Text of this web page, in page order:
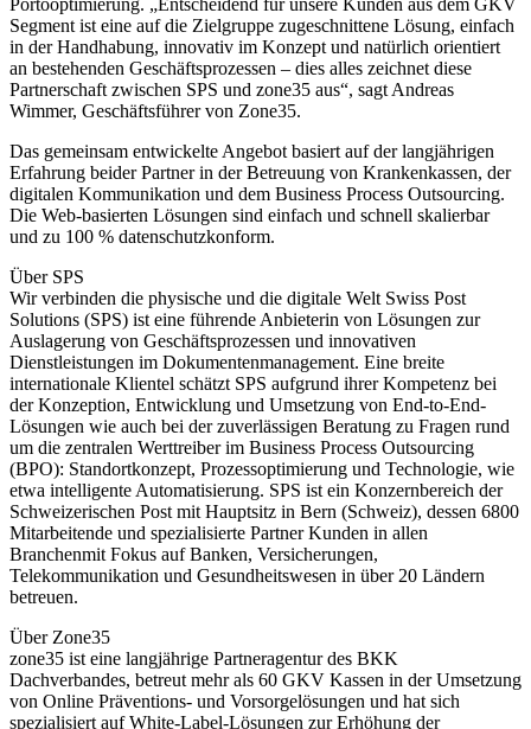
Portooptimierung. „Entscheidend für unsere Kunden aus dem GKV
Segment ist eine auf die Zielgruppe zugeschnittene Lösung, einfach
in der Handhabung, innovativ im Konzept und natürlich orientiert
an bestehenden Geschäftsprozessen – dies alles zeichnet diese
Partnerschaft zwischen SPS und zone35 aus“, sagt Andreas
Wimmer, Geschäftsführer von Zone35.
Das gemeinsam entwickelte Angebot basiert auf der langjährigen
Erfahrung beider Partner in der Betreuung von Krankenkassen, der
digitalen Kommunikation und dem Business Process Outsourcing.
Die Web-basierten Lösungen sind einfach und schnell skalierbar
und zu 100 % datenschutzkonform.
Über SPS
Wir verbinden die physische und die digitale Welt Swiss Post
Solutions (SPS) ist eine führende Anbieterin von Lösungen zur
Auslagerung von Geschäftsprozessen und innovativen
Dienstleistungen im Dokumentenmanagement. Eine breite
internationale Klientel schätzt SPS aufgrund ihrer Kompetenz bei
der Konzeption, Entwicklung und Umsetzung von End-to-End-
Lösungen wie auch bei der zuverlässigen Beratung zu Fragen rund
um die zentralen Werttreiber im Business Process Outsourcing
(BPO): Standortkonzept, Prozessoptimierung und Technologie, wie
etwa intelligente Automatisierung. SPS ist ein Konzernbereich der
Schweizerischen Post mit Hauptsitz in Bern (Schweiz), dessen 6800
Mitarbeitende und spezialisierte Partner Kunden in allen
Branchenmit Fokus auf Banken, Versicherungen,
Telekommunikation und Gesundheitswesen in über 20 Ländern
betreuen.
Über Zone35
zone35 ist eine langjährige Partneragentur des BKK
Dachverbandes, betreut mehr als 60 GKV Kassen in der Umsetzung
von Online Präventions- und Vorsorgelösungen und hat sich
spezialisiert auf White-Label-Lösungen zur Erhöhung der